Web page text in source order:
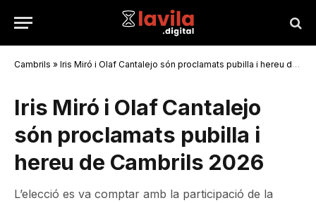
Cambrils » Iris Miró i Olaf Cantalejo són proclamats pubilla i hereu de Cambrils 2026
Iris Miró i Olaf Cantalejo
són proclamats pubilla i
hereu de Cambrils 2026
L’elecció es va comptar amb la participació de la